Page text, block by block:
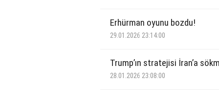
Erhürman oyunu bozdu!
29.01.2026 23:14:00
Trump’ın stratejisi İran’a
28.01.2026 23:08:00